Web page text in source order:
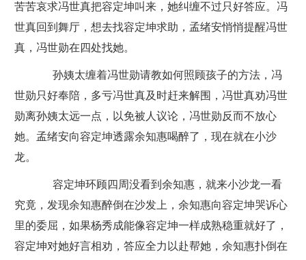
苦苦哀求冯世真把容定坤叫来，她纠缠不过只好答应。冯
世真回到舞厅，想去找容定坤求助，孟绪安悄悄提醒冯世
真，冯世勋在四处找她。
孙姨太缠着冯世勋请教如何照顾孩子的方法，冯
世勋只好奉陪，多亏冯世真及时赶来解围，冯世真劝冯世
勋离孙姨太远一点，以免被人议论，冯世勋反而不放心
她。孟绪安向容定坤透露余知惠喝醉了，现在就在小沙
龙。
容定坤环顾四周没看到余知惠，就来小沙龙一看
究竟，发现余知惠醉倒在沙发上，余知惠向容定坤哭诉心
里的委屈，如果杨秀成能像容定坤一样成熟稳重就好了，
容定坤对她好言相劝，答应全力以赴帮她，余知惠扑倒在